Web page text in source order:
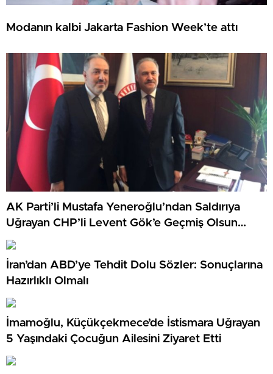
Modanın kalbi Jakarta Fashion Week’te attı
AK Parti’li Mustafa Yeneroğlu’ndan Saldırıya
Uğrayan CHP’li Levent Gök’e Geçmiş Olsun
Ziyareti
İran’dan ABD’ye Tehdit Dolu Sözler: Sonuçlarına
Hazırlıklı Olmalı
İmamoğlu, Küçükçekmece’de İstismara Uğrayan
5 Yaşındaki Çocuğun Ailesini Ziyaret Etti